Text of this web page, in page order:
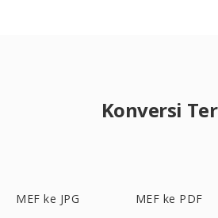
Konversi
MEF ke JPG MEF ke PDF